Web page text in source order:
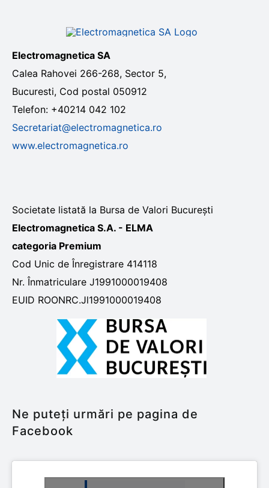
Electromagnetica SA
Calea Rahovei 266-268, Sector 5,
Bucuresti, Cod postal 050912
Telefon: +40214 042 102
Secretariat@electromagnetica.ro
www.electromagnetica.ro
Societate listată la Bursa de Valori București
Electromagnetica S.A. - ELMA
categoria Premium
Cod Unic de Înregistrare 414118
Nr. Înmatriculare J1991000019408
EUID ROONRC.Jl1991000019408
Ne puteți urmări pe pagina de
Facebook